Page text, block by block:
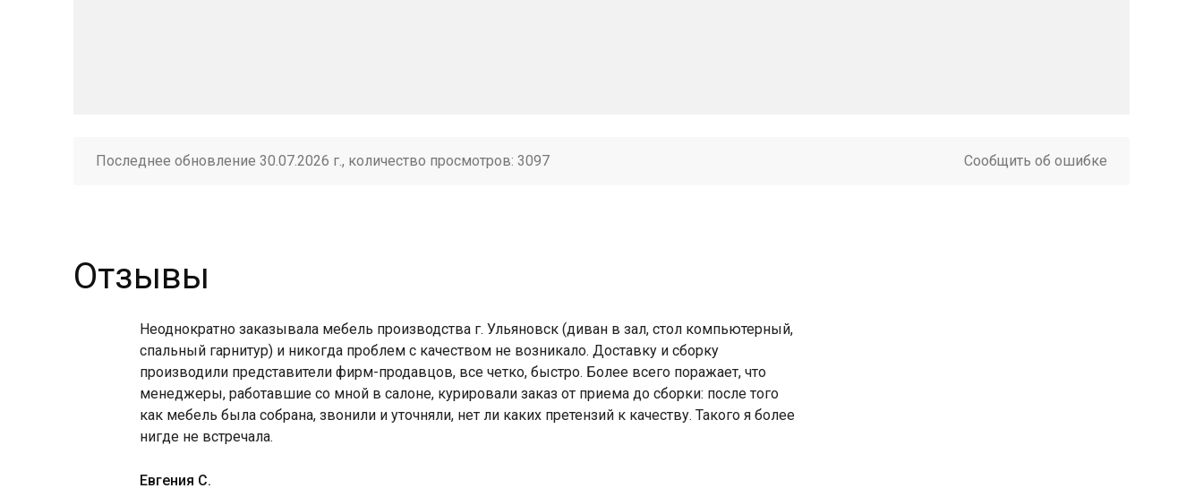
Последнее обновление 30.07.2026 г., количество просмотров: 3097 Сообщить об ошибке
Отзывы
Неоднократно заказывала мебель производства г. Ульяновск (диван в зал, стол компьютерный,
спальный гарнитур) и никогда проблем с качеством не возникало. Доставку и сборку
производили представители фирм-продавцов, все четко, быстро. Более всего поражает, что
менеджеры, работавшие со мной в салоне, курировали заказ от приема до сборки: после того
как мебель была собрана, звонили и уточняли, нет ли каких претензий к качеству. Такого я более
нигде не встречала.
Евгения С.